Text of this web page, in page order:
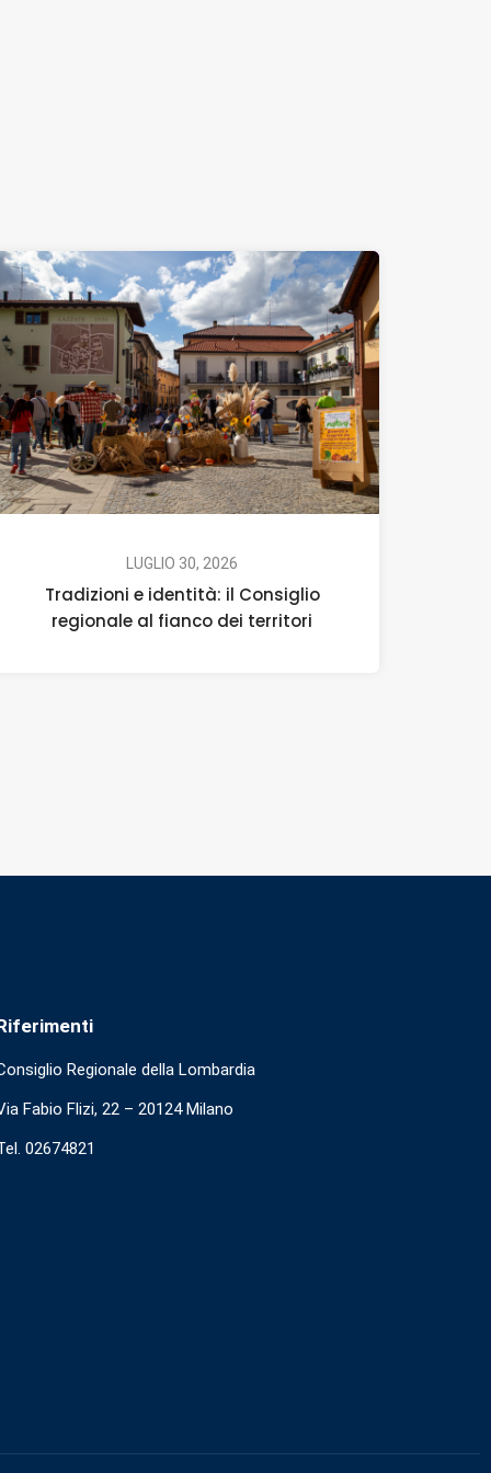
LUGLIO 30, 2026
Tradizioni e identità: il Consiglio
regionale al fianco dei territori
Regionale della Lombardia
Fabio Flizi, 22 – 20124 Milano
02674821